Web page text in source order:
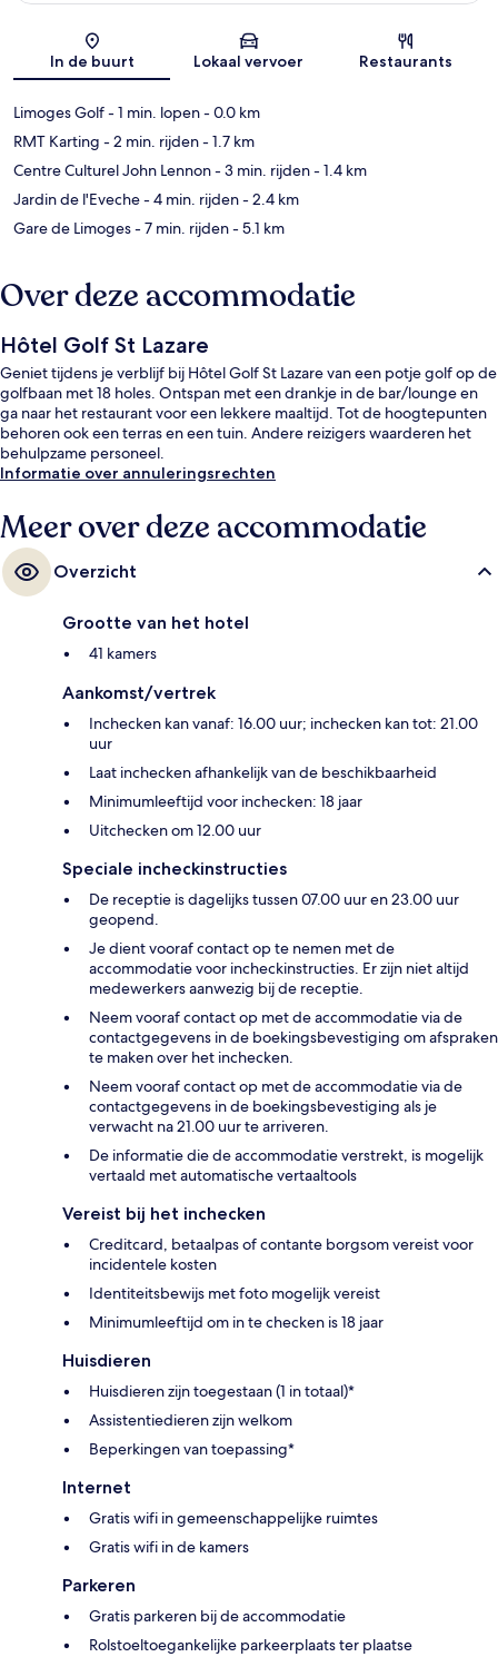
Kaart
In de buurt Lokaal vervoer Restaurants
Limoges Golf- 1 min. lopen- 0.0 km
RMT Karting - 2 min. rijden- 1.7 km
Centre Culturel John Lennon- 3 min. rijden- 1.4 km
Jardin de l'Eveche- 4 min. rijden- 2.4 km
Gare de Limoges- 7 min. rijden- 5.1 km
Over deze accommodatie
Hôtel Golf St Lazare
Geniet tijdens je verblijf bij Hôtel Golf St Lazare van een potje golf op de
golfbaan met 18 holes. Ontspan met een drankje in de bar/lounge en
ga naar het restaurant voor een lekkere maaltijd. Tot de hoogtepunten
behoren ook een terras en een tuin. Andere reizigers waarderen het
behulpzame personeel.
Informatie over annuleringsrechten
Meer over deze accommodatie
Overzicht
Grootte van het hotel
41 kamers
Aankomst/vertrek
Inchecken kan vanaf: 16.00 uur; inchecken kan tot: 21.00
uur
Laat inchecken afhankelijk van de beschikbaarheid
Minimumleeftijd voor inchecken: 18 jaar
Uitchecken om 12.00 uur
Speciale incheckinstructies
De receptie is dagelijks tussen 07.00 uur en 23.00 uur
geopend.
Je dient vooraf contact op te nemen met de
accommodatie voor incheckinstructies. Er zijn niet altijd
medewerkers aanwezig bij de receptie.
Neem vooraf contact op met de accommodatie via de
contactgegevens in de boekingsbevestiging om afspraken
te maken over het inchecken.
Neem vooraf contact op met de accommodatie via de
contactgegevens in de boekingsbevestiging als je
verwacht na 21.00 uur te arriveren.
De informatie die de accommodatie verstrekt, is mogelijk
vertaald met automatische vertaaltools
Vereist bij het inchecken
Creditcard, betaalpas of contante borgsom vereist voor
incidentele kosten
Identiteitsbewijs met foto mogelijk vereist
Minimumleeftijd om in te checken is 18 jaar
Huisdieren
Huisdieren zijn toegestaan (1 in totaal)*
Assistentiedieren zijn welkom
Beperkingen van toepassing*
Internet
Gratis wifi in gemeenschappelijke ruimtes
Gratis wifi in de kamers
Parkeren
Gratis parkeren bij de accommodatie
Rolstoeltoegankelijke parkeerplaats ter plaatse